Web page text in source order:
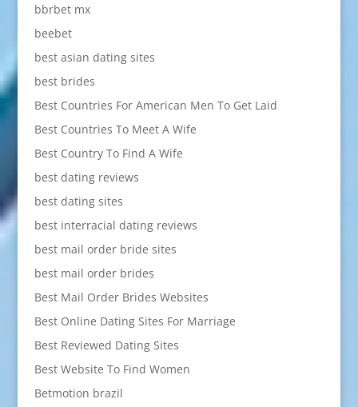
bbrbet mx
beebet
best asian dating sites
best brides
Best Countries For American Men To Get Laid
Best Countries To Meet A Wife
Best Country To Find A Wife
best dating reviews
best dating sites
best interracial dating reviews
best mail order bride sites
best mail order brides
Best Mail Order Brides Websites
Best Online Dating Sites For Marriage
Best Reviewed Dating Sites
Best Website To Find Women
Betmotion brazil